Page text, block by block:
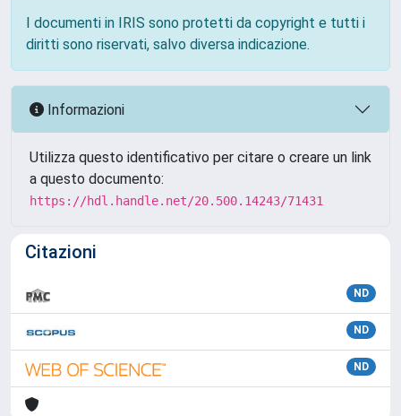
I documenti in IRIS sono protetti da copyright e tutti i
diritti sono riservati, salvo diversa indicazione.
Informazioni
Utilizza questo identificativo per citare o creare un link
a questo documento:
https://hdl.handle.net/20.500.14243/71431
Citazioni
ND
ND
ND